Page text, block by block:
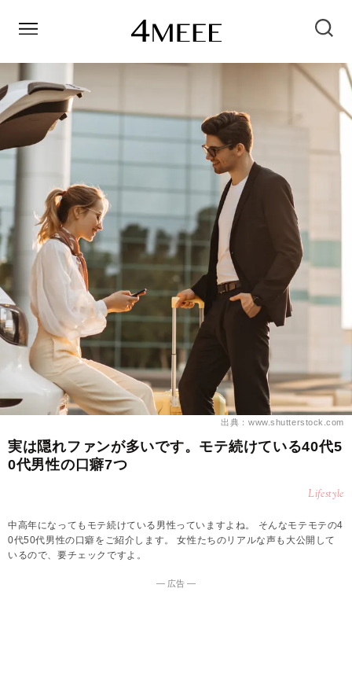
出典：www.shutterstock.com
実は隠れファンが多いです。モテ続けている40代5
0代男性の口癖7つ
Lifestyle
中高年になってもモテ続けている男性っていますよね。 そんなモテモテの4
0代50代男性の口癖をご紹介します。 女性たちのリアルな声も大公開して
いるので、要チェックですよ。
― 広告 ―